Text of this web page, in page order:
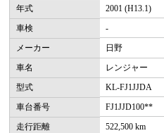
年式
2001 (H13.1)
車検
-
メーカー
日野
車名
レンジャー
型式
KL-FJ1JJDA
車台番号
FJ1JJD100**
走行距離
522,500 km